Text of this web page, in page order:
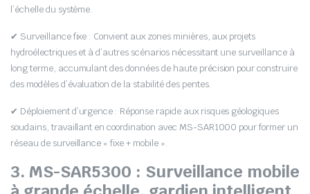
l’échelle du système.
✔ Surveillance fixe : Convient aux zones minières, aux projets
hydroélectriques et à d’autres scénarios nécessitant une surveillance à
long terme, accumulant des données de haute précision pour construire
des modèles d’évaluation de la stabilité des pentes.
✔ Déploiement d’urgence : Réponse rapide aux risques géologiques
soudains, travaillant en coordination avec MS-SAR1000 pour former un
réseau de surveillance « fixe + mobile ».
3. MS-SAR5300 : Surveillance mobile